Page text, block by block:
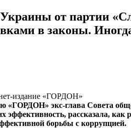
от партии
в законы.
издание «ГОРДОН»
«ГОРДОН» экс-глава Совета
эффективность, рассказала,
борьбы с коррупцией.